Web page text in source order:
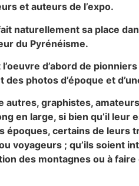
et auteurs de l’expo.
naturellement sa place
du Pyrénéisme.
d’abord de
photos d’époque et
graphistes,
en large, si bien qu’il
certains de leurs
voyageurs ; qu’ils soient
des montagnes ou à